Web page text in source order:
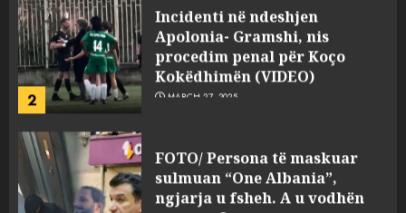
2
procedim penal për Koço
Kokëdhimën (VIDEO)
MARCH 27, 2025
ngjarja u fsheh. A u vodhën
serverat?
MARCH 25, 2025